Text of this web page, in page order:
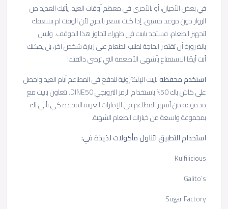
في بعض الأحيان، أو بالأحرى في معظم أوقات العيد، يأتيك العديد من
الزوار دون موعد مسبق. إذا كنت تشعر بالحرج لأن الوقت لم يسعفك
لتجهيز الطعام، فستجد باييت في ظهرك لتجاوز هذا الموقف. وليس
بالضرورة أن تقتصر الحاجة لطلب الطعام على زيارة شخص آخر، بل يمكنك
أنت أيضًا الاستمتاع بأشهى الأطعمة التي ترضي ذائقتك!
استخدم محفظةباييتالإلكترونية للدفع في المطاعم أيام العيد واحصل
على كاش باك 50% باستخدام الرمز الترويجي DINE50. تتعاون باييت مع
مجموعة من أشهر المطاعم في الإمارات العربية المتحدة كي تأتي لك
بمجموعة واسعة من خيارات الطعام الشهية.
استخدام التطبيق لتناول مأكولات لذيذة في:
Kulfilicious
Galito’s
Sugar Factory